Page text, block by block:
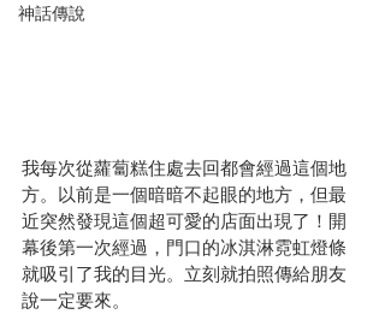
神話傳說
我每次從蘿蔔糕住處去回都會經過這個地
方。以前是一個暗暗不起眼的地方，但最
近突然發現這個超可愛的店面出現了！開
幕後第一次經過，門口的冰淇淋霓虹燈條
就吸引了我的目光。立刻就拍照傳給朋友
說一定要來。